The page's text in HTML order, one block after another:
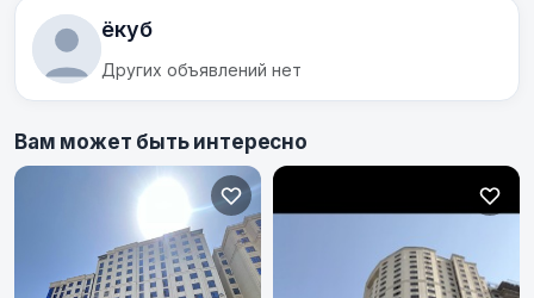
ёкуб
Других объявлений нет
Вам может быть интересно